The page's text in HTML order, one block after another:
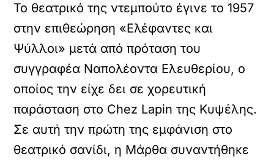
Το θεατρικό της ντεμπούτο έγινε το 1957
στην επιθεώρηση «Ελέφαντες και
Ψύλλοι» μετά από πρόταση του
συγγραφέα Ναπολέοντα Ελευθερίου, ο
οποίος την είχε δει σε χορευτική
παράσταση στο Chez Lapin της Κυψέλης.
Σε αυτή την πρώτη της εμφάνιση στο
θεατρικό σανίδι, η Μάρθα συναντήθηκε